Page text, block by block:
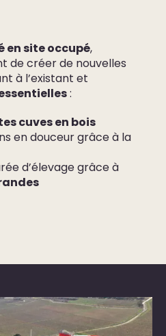
en site occupé,
de créer de nouvelles
à l’existant et
:
cuves en bois
en douceur grâce à la
d’élevage grâce à